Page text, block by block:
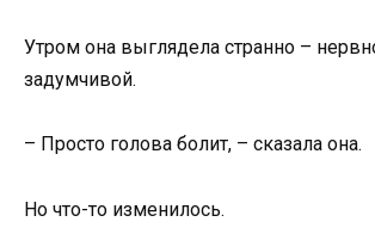
Утром она выглядела странно –
задумчивой.
– Просто голова болит, – сказала она.
Но что-то изменилось.